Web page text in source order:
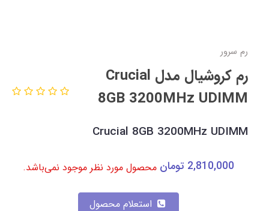
رم سرور
رم کروشیال مدل Crucial
8GB 3200MHz UDIMM
Crucial 8GB 3200MHz UDIMM
2,810,000 تومان محصول مورد نظر موجود نمی‌باشد.